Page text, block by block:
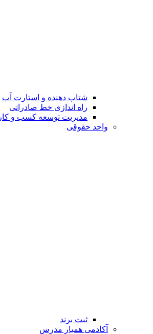
شتاب دهنده و استارت آپ
راه اندازی خط صادراتی
مدیریت توسعه کسب و کار
واحد حقوقی
ثبت برند
آکادمی همیار مدرس